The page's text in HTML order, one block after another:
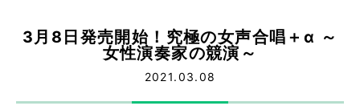
3月8日発売開始！究極の女声合唱＋α ～
女性演奏家の競演～
2021.03.08